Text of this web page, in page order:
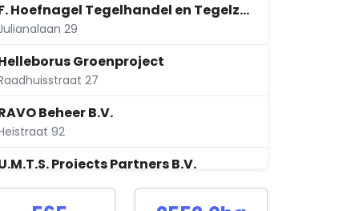
F. Hoefnagel Tegelhandel en Tegelzettersbedrijf B.V.
29
Groenproject
27
Beheer B.V.
92
Projects Partners B.V.